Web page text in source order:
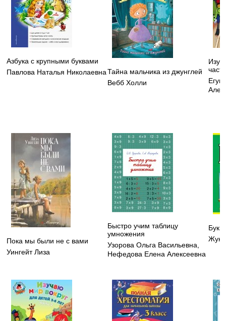
Азбука с крупными буквами
Павлова Наталья НиколаевнаТайна мальчика из джунглей
Вебб Холли
Пока мы были не с вами
Уингейт Лиза
Быстро учим таблицу
умножения
Узорова Ольга Васильевна
Нефедова Елена Алексеевна